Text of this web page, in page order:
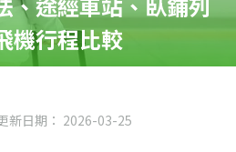
機行程比較
新日期： 2026-03-25